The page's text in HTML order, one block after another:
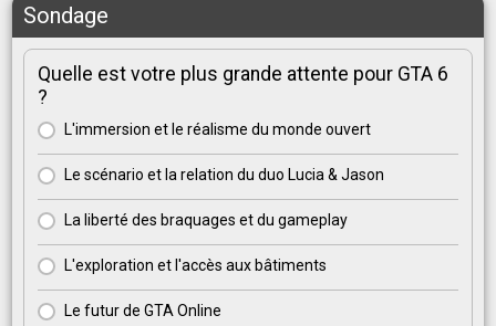
Sondage
Quelle est votre plus grande attente pour GTA 6
?
L'immersion et le réalisme du monde ouvert
Le scénario et la relation du duo Lucia & Jason
La liberté des braquages et du gameplay
L'exploration et l'accès aux bâtiments
Le futur de GTA Online